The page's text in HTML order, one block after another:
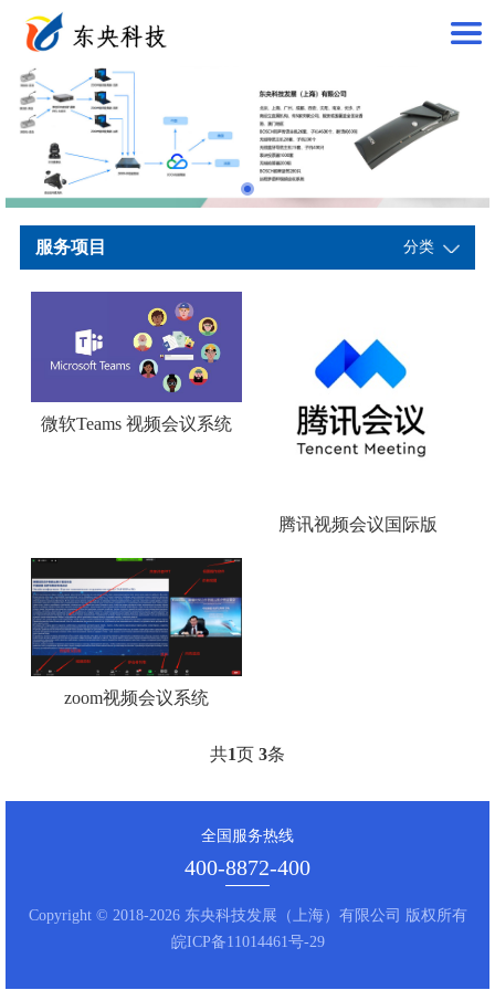
服务项目 分类
微软Teams 视频会议系统
腾讯视频会议国际版
​zoom视频会议系统
共1页 3条
全国服务热线
400-8872-400
Copyright © 2018-2026 东央科技发展（上海）有限公司 版权所有
皖ICP备11014461号-29